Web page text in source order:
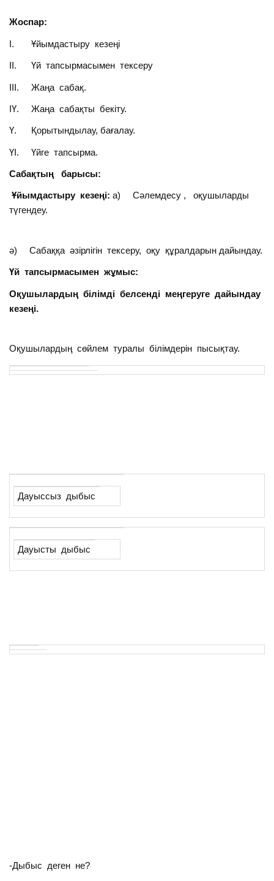
Жоспар:
І. Ұйымдастыру кезеңі
ІІ. Үй тапсырмасымен тексеру
ІІІ. Жаңа сабақ.
ІҮ. Жаңа сабақты бекіту.
Ү. Қорытындылау, бағалау.
ҮІ. Үйге тапсырма.
Сабақтың барысы:
Ұйымдастыру кезеңі: а) Сәлемдесу , оқушыларды
түгендеу.
ә) Сабаққа әзірлігін тексеру, оқу құралдарын дайындау.
Үй тапсырмасымен жұмыс:
Оқушылардың білімді белсенді меңгеруге дайындау
кезеңі.
Оқушылардың сөйлем туралы білімдерін пысықтау.
Дауыссыз дыбыс
Дауысты дыбыс
-Дыбыс деген не?